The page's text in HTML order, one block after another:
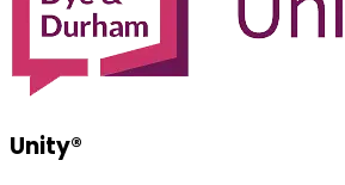
Unity®